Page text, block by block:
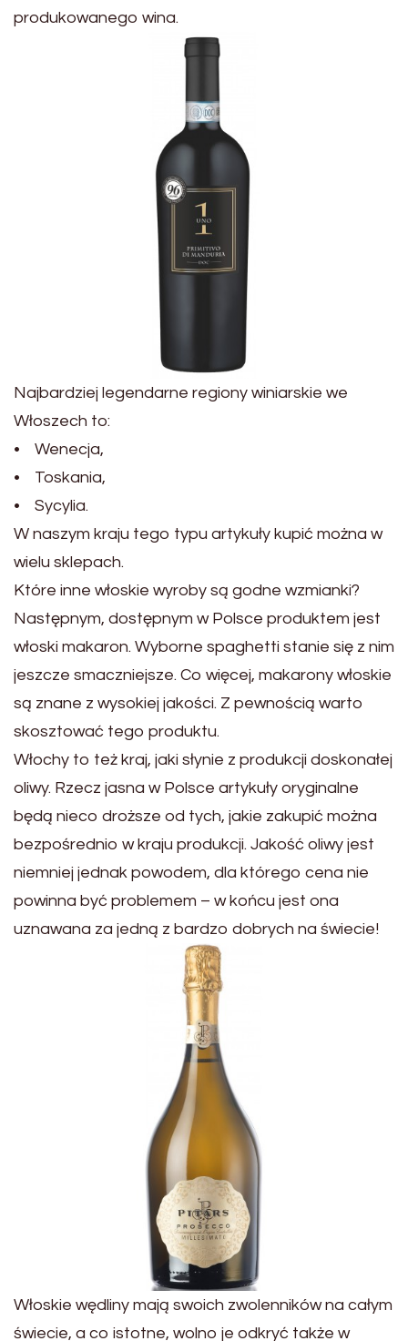
produkowanego wina.
Najbardziej legendarne regiony winiarskie we
Włoszech to:
• Wenecja,
• Toskania,
• Sycylia.
W naszym kraju tego typu artykuły kupić można w
wielu sklepach.
Które inne włoskie wyroby są godne wzmianki?
Następnym, dostępnym w Polsce produktem jest
włoski makaron. Wyborne spaghetti stanie się z nim
jeszcze smaczniejsze. Co więcej, makarony włoskie
są znane z wysokiej jakości. Z pewnością warto
skosztować tego produktu.
Włochy to też kraj, jaki słynie z produkcji doskonałej
oliwy. Rzecz jasna w Polsce artykuły oryginalne
będą nieco droższe od tych, jakie zakupić można
bezpośrednio w kraju produkcji. Jakość oliwy jest
niemniej jednak powodem, dla którego cena nie
powinna być problemem – w końcu jest ona
uznawana za jedną z bardzo dobrych na świecie!
Włoskie wędliny mają swoich zwolenników na całym
świecie, a co istotne, wolno je odkryć także w